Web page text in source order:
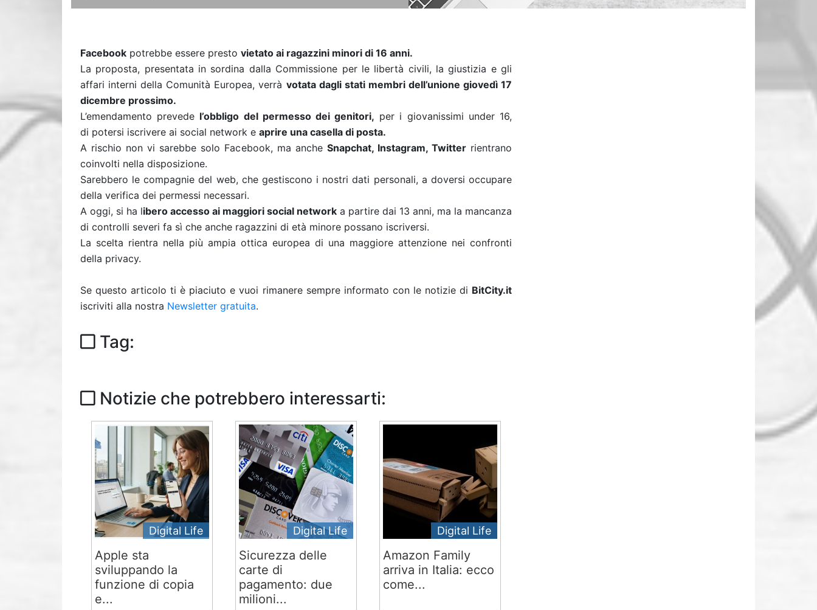
Facebook potrebbe essere presto vietato ai ragazzini minori di 16 anni.
La proposta, presentata in sordina dalla Commissione per le libertà civili, la giustizia e gli
affari interni della Comunità Europea, verrà votata dagli stati membri dell’unione giovedì 17
dicembre prossimo.
L’emendamento prevede l’obbligo del permesso dei genitori, per i giovanissimi under 16,
di potersi iscrivere ai social network e aprire una casella di posta.
A rischio non vi sarebbe solo Facebook, ma anche Snapchat, Instagram, Twitterrientrano
coinvolti nella disposizione.
Sarebbero le compagnie del web, che gestiscono i nostri dati personali, a doversi occupare
della verifica dei permessi necessari.
A oggi, si ha libero accesso ai maggiori social network a partire dai 13 anni, ma la mancanza
di controlli severi fa sì che anche ragazzini di età minore possano iscriversi.
La scelta rientra nella più ampia ottica europea di una maggiore attenzione nei confronti
della privacy.
Se questo articolo ti è piaciuto e vuoi rimanere sempre informato con le notizie di BitCity.it
iscriviti alla nostra Newsletter gratuita.
Tag:
Notizie che potrebbero interessarti:
Digital Life
Apple sta
sviluppando la
funzione di copia
e...
Digital Life
Sicurezza delle
carte di
pagamento: due
milioni...
Digital Life
Amazon Family
arriva in Italia: ecco
come...